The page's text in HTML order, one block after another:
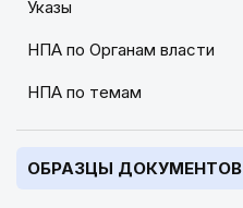
Указы
НПА по Органам власти
НПА по темам
ОБРАЗЦЫ ДОКУМЕНТОВ